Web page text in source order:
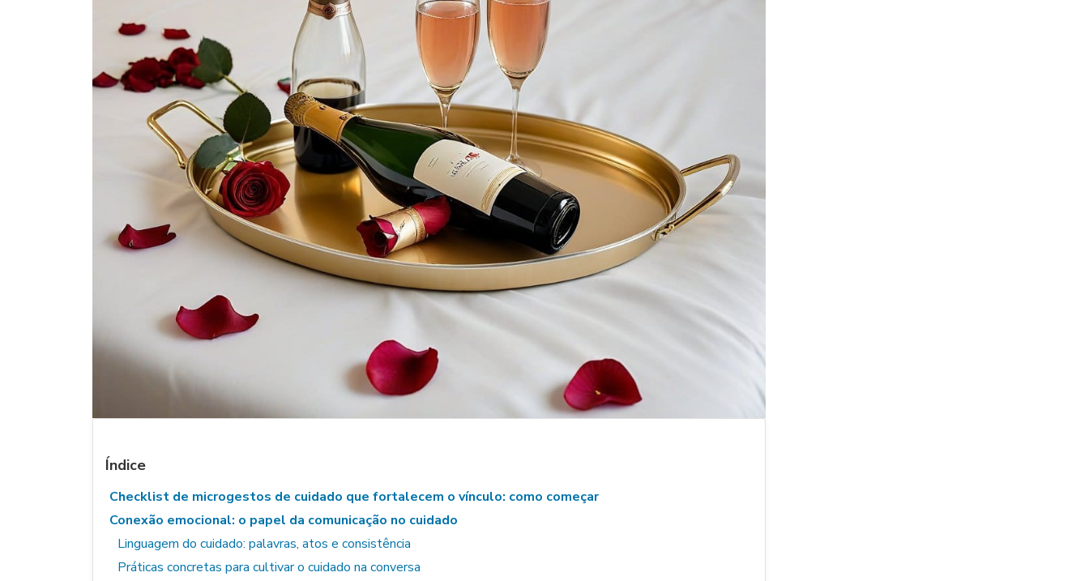
Índice
Checklist de microgestos de cuidado que fortalecem o vínculo: como começar
Conexão emocional: o papel da comunicação no cuidado
Linguagem do cuidado: palavras, atos e consistência
Práticas concretas para cultivar o cuidado na conversa